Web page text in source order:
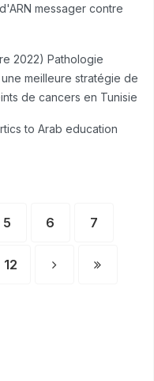
messager contre
2022) Pathologie
meilleure stratégie de
de cancers en Tunisie
to Arab education
5 6 7
12